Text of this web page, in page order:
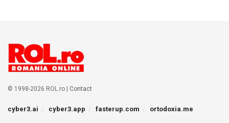
© 1998-2026 ROL.ro | Contact
cyber3.ai cyber3.app fasterup.com ortodoxia.me